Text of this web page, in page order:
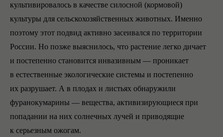
культивировалось в качестве силосной (кормовой)
культуры для сельскохозяйственных животных. Именно
поэтому этот подвид активно засеивался по территории
России. Но позже выяснилось, что растение легко дичает
и постепенно становится инвазивным — проникает
в естественные экологические системы и постепенно
их разрушает. А в плодах и листьях обнаружили
фуранокумарины — вещества, активизирующиеся при
попадании на них солнечных лучей и приводящие
к серьезным ожогам.